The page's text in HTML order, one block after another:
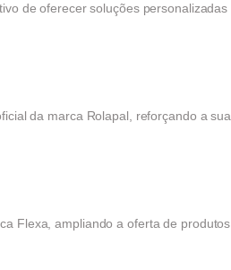
de oferecer soluções
da marca Rolapal, reforçando a
Flexa, ampliando a oferta de